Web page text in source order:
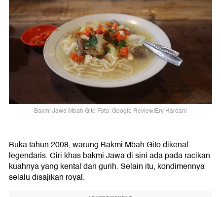
Bakmi Jawa Mbah Gito Foto: Google Review/Ery Hardani
Buka tahun 2008, warung Bakmi Mbah Gito dikenal
legendaris. Ciri khas bakmi Jawa di sini ada pada racikan
kuahnya yang kental dan gurih. Selain itu, kondimennya
selalu disajikan royal.